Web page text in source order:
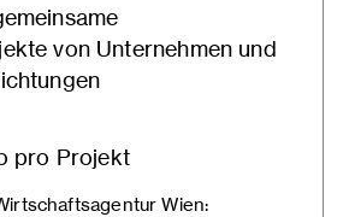
von Unternehmen und
pro Projekt
Wien: